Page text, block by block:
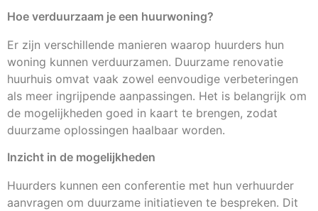
Hoe verduurzaam je een huurwoning?
Er zijn verschillende manieren waarop huurders hun
woning kunnen verduurzamen. Duurzame renovatie
huurhuis omvat vaak zowel eenvoudige verbeteringen
als meer ingrijpende aanpassingen. Het is belangrijk om
de mogelijkheden goed in kaart te brengen, zodat
duurzame oplossingen haalbaar worden.
Inzicht in de mogelijkheden
Huurders kunnen een conferentie met hun verhuurder
aanvragen om duurzame initiatieven te bespreken. Dit